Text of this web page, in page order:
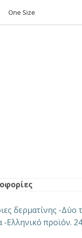
One Size
δερματίνης -Δύο
-Ελληνικό προϊόν.